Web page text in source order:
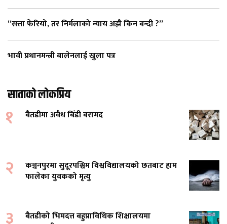
“सत्ता फेरियो, तर निर्मलाको न्याय अझै किन बन्दी ?”
भावी प्रधानमन्त्री बालेनलाई खुला पत्र
साताको लोकप्रिय
१ बैतडीमा अवैध बिँडी बरामद
२
कञ्चनपुरमा सुदूरपश्चिम विश्वविद्यालयको छतबाट हाम
फालेका युवकको मृत्यु
बैतडीको भिमदत्त बहुप्राविधिक शिक्षालयमा